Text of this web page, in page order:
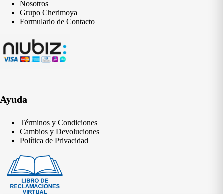
Nosotros
Grupo Cherimoya
Formulario de Contacto
Ayuda
Términos y Condiciones
Cambios y Devoluciones
Política de Privacidad